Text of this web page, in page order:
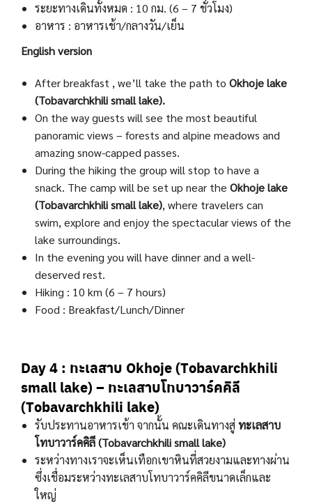
ระยะทางเดินทั้งหมด : 10 กม. (6 – 7 ชั่วโมง)
อาหาร : อาหารเช้า/กลางวัน/เย็น
English version
After breakfast , we’ll take the path to Okhoje lake
(Tobavarchkhili small lake).
On the way guests will see the most beautiful
panoramic views – forests and alpine meadows and
amazing snow-capped passes.
During the hiking the group will stop to have a
snack. The camp will be set up near the Okhoje lake
(Tobavarchkhili small lake), where travelers can
swim, explore and enjoy the spectacular views of the
lake surroundings.
In the evening you will have dinner and a well-
deserved rest.
Hiking : 10 km (6 – 7 hours)
Food : Breakfast/Lunch/Dinner
Day 4 : ทะเลสาบ Okhoje(Tobavarchkhili
small lake) – ทะเลสาบโทบาวาร์คคิลี
(Tobavarchkhili lake)
รับประทานอาหารเช้า จากนั้น คณะเดินทางสู่ทะเลสาบ
โทบาวาร์คคิลี (Tobavarchkhili small lake)
ระหว่างทางเราจะเห็นเทือกเขาหินที่สวยงามและทางผ่าน
ซึ่งเชื่อมระหว่างทะเลสาบโทบาวาร์คคิลีขนาดเล็กและ
ใหญ่